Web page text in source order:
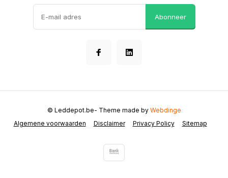
Abonneer
Algemene voorwaarden Disclaimer Privacy Policy Sitemap
© Leddepot.be- Theme made by Webdinge